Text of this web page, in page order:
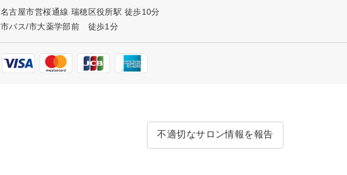
名古屋市営桜通線 瑞穂区役所駅 徒歩10分
市バス/市大薬学部前 徒歩1分
不適切なサロン情報を報告